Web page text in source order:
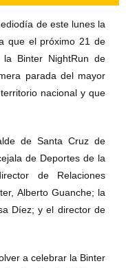
de este lunes la
que el próximo 21 de
Binter NightRun de
parada del mayor
nacional y que
de Santa Cruz de
de Deportes de la
de Relaciones
Alberto Guanche; la
Díez; y el director de
a celebrar la Binter